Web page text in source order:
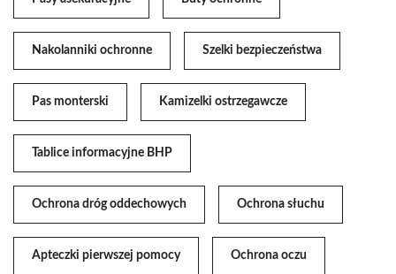
Nakolanniki ochronne Szelki bezpieczeństwa
Pas monterski Kamizelki ostrzegawcze
Tablice informacyjne BHP
Ochrona dróg oddechowych Ochrona słuchu
Apteczki pierwszej pomocy Ochrona oczu